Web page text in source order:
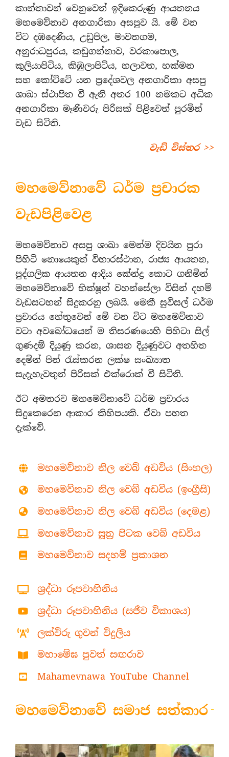
කාන්තාවන් වෙනුවෙන් ඉදිකෙරුණු ආයතනය
මහමෙව්නාව අනගාරිකා අසපුව යි. මේ වන
විට දඹදෙණිය, උඩුපිල, මාවතගම,
අනුරාධපුරය, කඩුගන්නාව, වරකාපොල,
කුලියාපිටිය, කිඹුලාපිටිය, හලාවත, හක්මන
සහ කෝට්ටේ යන ප්‍රදේශවල අනගාරිකා අසපු
ශාඛා ස්ථාපිත වී ඇති අතර 100 නමකට අධික
අනගාරිකා මෑණිවරු පිරිසක් පිළිවෙත් පුරමින්
වැඩ සිටිති.
වැඩි විස්තර >>
මහමෙව්නාවේ ධර්ම ප්‍රචාරක
වැඩපිළිවෙළ
මහමෙව්නාව අසපු ශාඛා මෙන්ම දිවයින පුරා
පිහිටි නොයෙකුත් විහාරස්ථාන, රාජ්‍ය ආයතන,
පුද්ගලික ආයතන ආදිය කේන්ද්‍ර කොට ගනිමින්
මහමෙව්නාවේ භික්ෂූන් වහන්සේලා විසින් දහම්
වැඩසටහන් සිදුකරනු ලබයි. මෙකී සුවිසල් ධර්ම
ප්‍රචාරය හේතුවෙන් මේ වන විට මහමෙව්නාව
වටා අවබෝධයෙන් ම තිසරණයෙහි පිහිටා සිල්
ගුණදම් දියුණු කරන, ශාසන දියුණුවට අතහිත
දෙමින් පින් රැස්කරන ලක්ෂ සංඛ්‍යාත
සැදැහැවතුන් පිරිසක් එක්රොක් වී සිටිති.
ඊට අමතරව මහමෙව්නාවේ ධර්ම ප්‍රචාරය
සිදුකෙරෙන ආකාර කිහිපයකි. ඒවා පහත
දැක්වේ.
මහමෙව්නාව නිල වෙබ් අඩවිය (සිංහල)
මහමෙව්නාව නිල වෙබ් අඩවිය (ඉංග්‍රීසි)
මහමෙව්නාව නිල වෙබ් අඩවිය (දෙමළ)
මහමෙව්නාව සූත්‍ර පිටක වෙබ් අඩවිය
මහමෙව්නාව සදහම් ප්‍රකාශන
ශ්‍රද්ධා රූපවාහිනිය
ශ්‍රද්ධා රූපවාහිනිය (සජීව විකාශය)
ලක්විරු ගුවන් විදුලිය
මහාමේඝ පුවත් සඟරාව
Mahamevnawa YouTube Channel
මහමෙව්නාවේ සමාජ සත්කාර